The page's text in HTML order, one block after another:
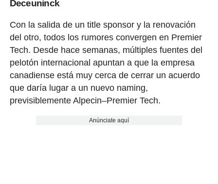
Deceuninck
Con la salida de un title sponsor y la renovación
del otro, todos los rumores convergen en Premier
Tech. Desde hace semanas, múltiples fuentes del
pelotón internacional apuntan a que la empresa
canadiense está muy cerca de cerrar un acuerdo
que daría lugar a un nuevo naming,
previsiblemente Alpecin–Premier Tech.
Anúnciate aquí